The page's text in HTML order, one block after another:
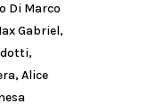
Di Marco
Gabriel,
Alice